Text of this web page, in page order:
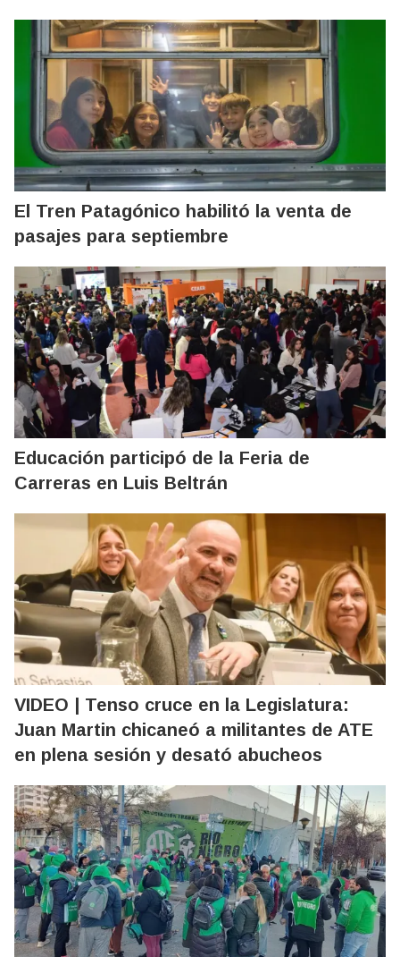
El Tren Patagónico habilitó la venta de
pasajes para septiembre
Educación participó de la Feria de
Carreras en Luis Beltrán
VIDEO | Tenso cruce en la Legislatura:
Juan Martin chicaneó a militantes de ATE
en plena sesión y desató abucheos